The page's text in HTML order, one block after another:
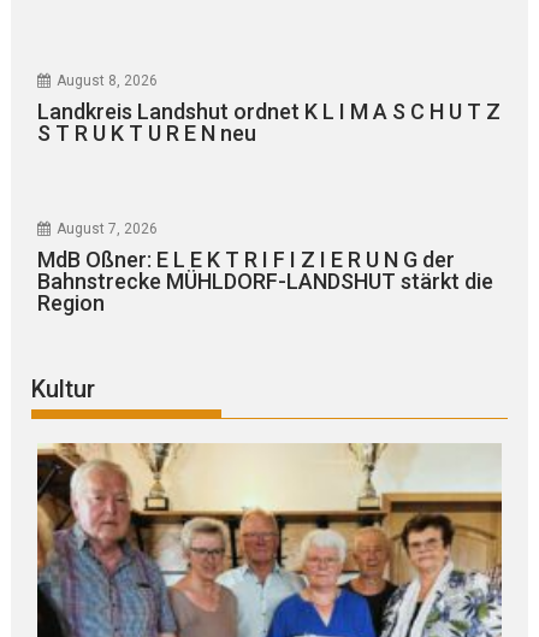
August 8, 2026
Landkreis Landshut ordnet K L I M A S C H U T Z
S T R U K T U R E N neu
August 7, 2026
MdB Oßner: E L E K T R I F I Z I E R U N G der
Bahnstrecke MÜHLDORF-LANDSHUT stärkt die
Region
Kultur